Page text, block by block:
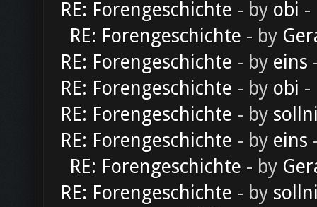
RE: Forengeschichte - by obi -
RE: Forengeschichte - by
RE: Forengeschichte - by eins
RE: Forengeschichte - by obi -
RE: Forengeschichte - by
RE: Forengeschichte - by eins
RE: Forengeschichte - by
RE: Forengeschichte - by